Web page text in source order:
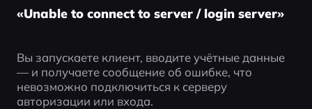
«Unable to connect to server / login server»
Вы запускаете клиент, вводите учётные данные
— и получаете сообщение об ошибке, что
невозможно подключиться к серверу
авторизации или входа.